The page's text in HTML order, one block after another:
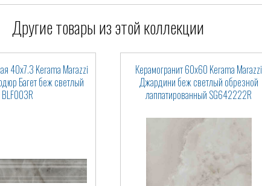
Другие товары из этой коллекции
40x7.3 Kerama Marazzi
Багет беж светлый
BLF003R
Керамогранит 60x60 Kerama Marazzi
Джардини беж светлый обрезной
лаппатированный SG642222R